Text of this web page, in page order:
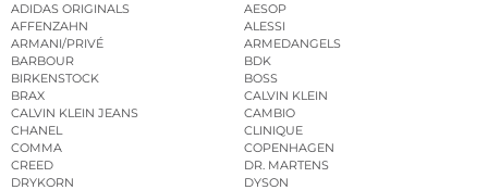
ADIDAS ORIGINALS
AESOP
AFFENZAHN
ALESSI
ARMANI/PRIVÉ
ARMEDANGELS
BARBOUR
BDK
BIRKENSTOCK
BOSS
BRAX
CALVIN KLEIN
CALVIN KLEIN JEANS
CAMBIO
CHANEL
CLINIQUE
COMMA
COPENHAGEN
CREED
DR. MARTENS
DRYKORN
DYSON